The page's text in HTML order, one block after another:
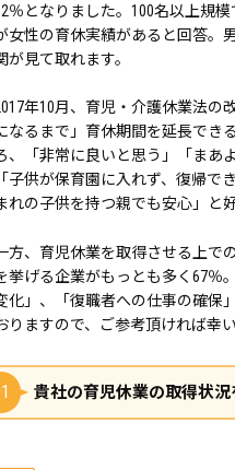
％となりました。100名以上規
女性の育休実績があると回答。
が見て取れます。
年10月、育児・介護休業法の
なるまで」育休期間を延長でき
、「非常に良いと思う」「まあ
子供が保育園に入れず、復帰で
れの子供を持つ親でも安心」と
方、育児休業を取得させる上で
挙げる企業がもっとも多く67％
化」、「復職者への仕事の確保
りますので、ご参考頂ければ幸い
貴社の育児休業の取得状況